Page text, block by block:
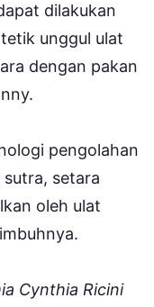
dilakukan
unggul ulat
dengan pakan
pengolahan
setara
oleh ulat
imbuhnya.
Cynthia Ricini